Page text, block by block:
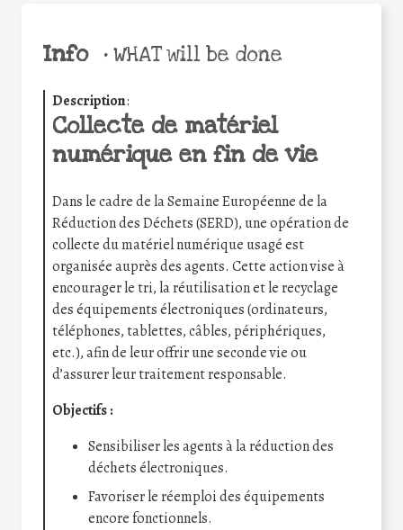
Info •WHAT will be done
Description:
Collecte de matériel
numérique en fin de vie
Dans le cadre de la Semaine Européenne de la
Réduction des Déchets (SERD), une opération de
collecte du matériel numérique usagé est
organisée auprès des agents. Cette action vise à
encourager le tri, la réutilisation et le recyclage
des équipements électroniques (ordinateurs,
téléphones, tablettes, câbles, périphériques,
etc.), afin de leur offrir une seconde vie ou
d’assurer leur traitement responsable.
Objectifs :
Sensibiliser les agents à la réduction des
déchets électroniques.
Favoriser le réemploi des équipements
encore fonctionnels.